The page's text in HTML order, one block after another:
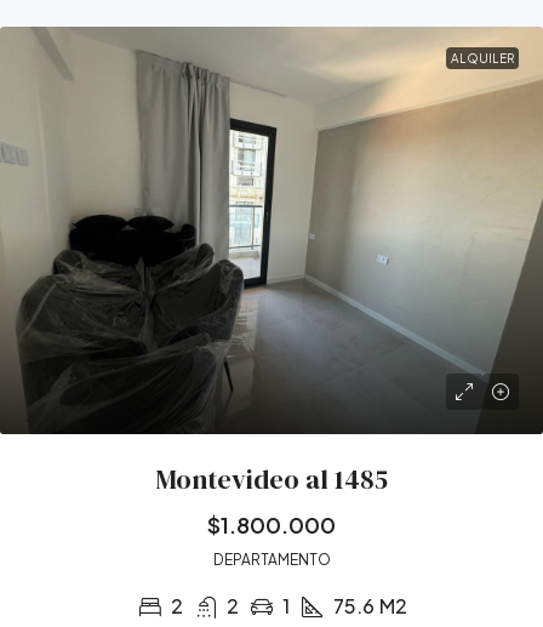
ALQUILER
Montevideo al 1485
$1.800.000
DEPARTAMENTO
2 2 1 75.6 M2